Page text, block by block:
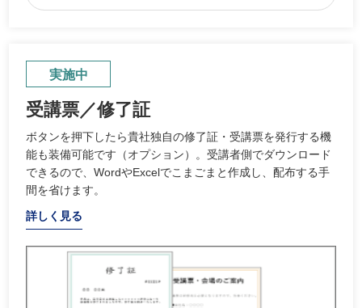
実施中
受講票／修了証
ボタンを押下したら貴社独自の修了証・受講票を発行する機
能も装備可能です（オプション）。受講者側でダウンロード
できるので、WordやExcelでこまごまと作成し、配布する手
間を省けます。
詳しく見る